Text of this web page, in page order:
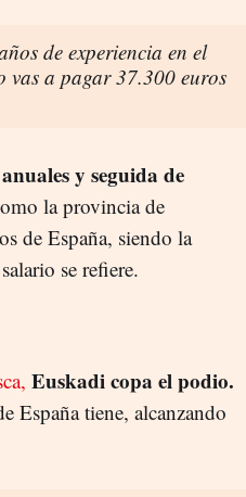
de experiencia en el
a pagar 37.300 euros
y seguida de
la provincia de
de España, siendo la
se refiere.
Euskadi copa el podio.
España tiene, alcanzando